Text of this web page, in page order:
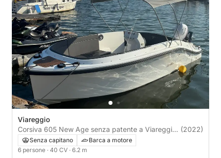
Viareggio
Corsiva 605 New Age senza patente a Viareggio:
la Versilia in libertà
(2022)
Senza capitano
Barca a motore
6 persone · 40 CV · 6.2 m